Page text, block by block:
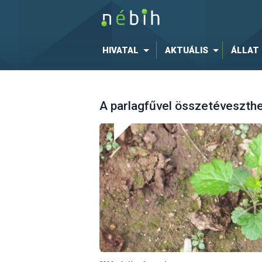
HIVATAL AKTUÁLIS ÁLLAT
A parlagfűvel